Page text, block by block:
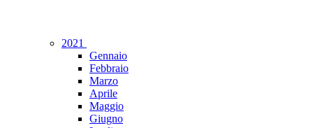
2021
Gennaio
Febbraio
Marzo
Aprile
Maggio
Giugno